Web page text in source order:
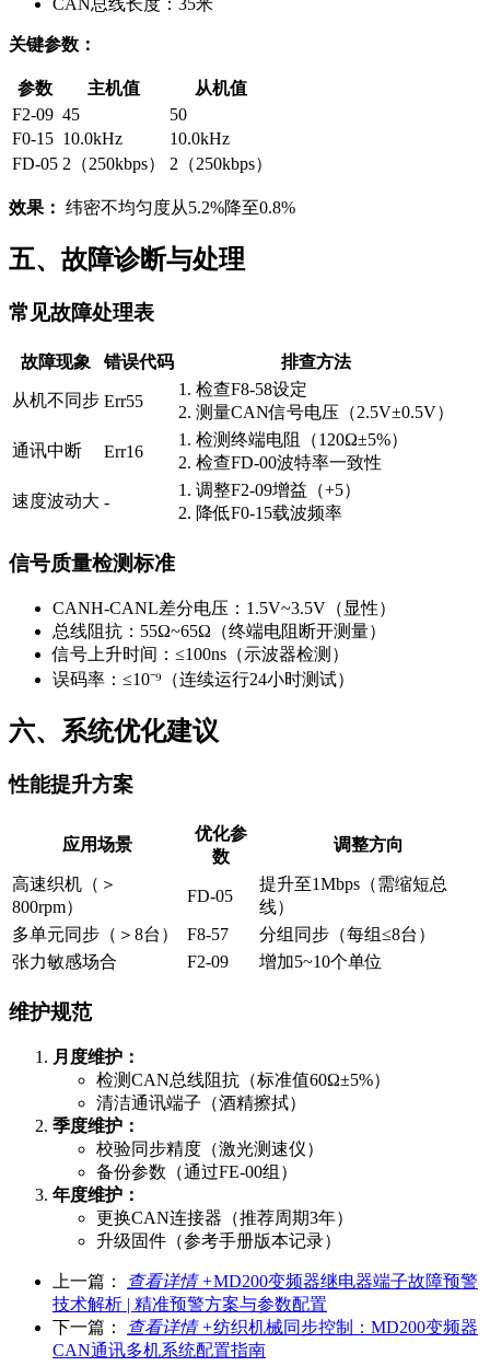
CAN总线长度：35米
关键参数：
参数 主机值
从机值
F2-09 45
50
F0-15 10.0kHz
10.0kHz
FD-05 2（250kbps） 2（250kbps）
效果： 纬密不均匀度从5.2%降至0.8%
五、故障诊断与处理
常见故障处理表
故障现象 错误代码 排查方法
从机不同步 Err55
1. 检查F8-58设定
2. 测量CAN信号电压（2.5V±0.5V）
通讯中断 Err16
1. 检测终端电阻（120Ω±5%）
2. 检查FD-00波特率一致性
速度波动大 -
1. 调整F2-09增益（+5）
2. 降低F0-15载波频率
信号质量检测标准
CANH-CANL差分电压：1.5V~3.5V（显性）
总线阻抗：55Ω~65Ω（终端电阻断开测量）
信号上升时间：≤100ns（示波器检测）
误码率：≤10⁻⁹（连续运行24小时测试）
六、系统优化建议
性能提升方案
应用场景
优化参
数
调整方向
高速织机（＞
800rpm）
FD-05
提升至1Mbps（需缩短总
线）
多单元同步（＞8台）
F8-57
分组同步（每组≤8台）
张力敏感场合
F2-09 增加5~10个单位
维护规范
月度维护：
检测CAN总线阻抗（标准值60Ω±5%）
清洁通讯端子（酒精擦拭）
季度维护：
校验同步精度（激光测速仪）
备份参数（通过FE-00组）
年度维护：
更换CAN连接器（推荐周期3年）
升级固件（参考手册版本记录）
上一篇： 查看详情 +MD200变频器继电器端子故障预警
技术解析 | 精准预警方案与参数配置
下一篇：
查看详情 +纺织机械同步控制：MD200变频器
CAN通讯多机系统配置指南